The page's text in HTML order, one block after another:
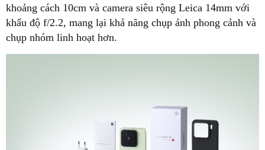
khoảng cách 10cm và camera siêu rộng Leica 14mm với
khẩu độ f/2.2, mang lại khả năng chụp ảnh phong cảnh và
chụp nhóm linh hoạt hơn.